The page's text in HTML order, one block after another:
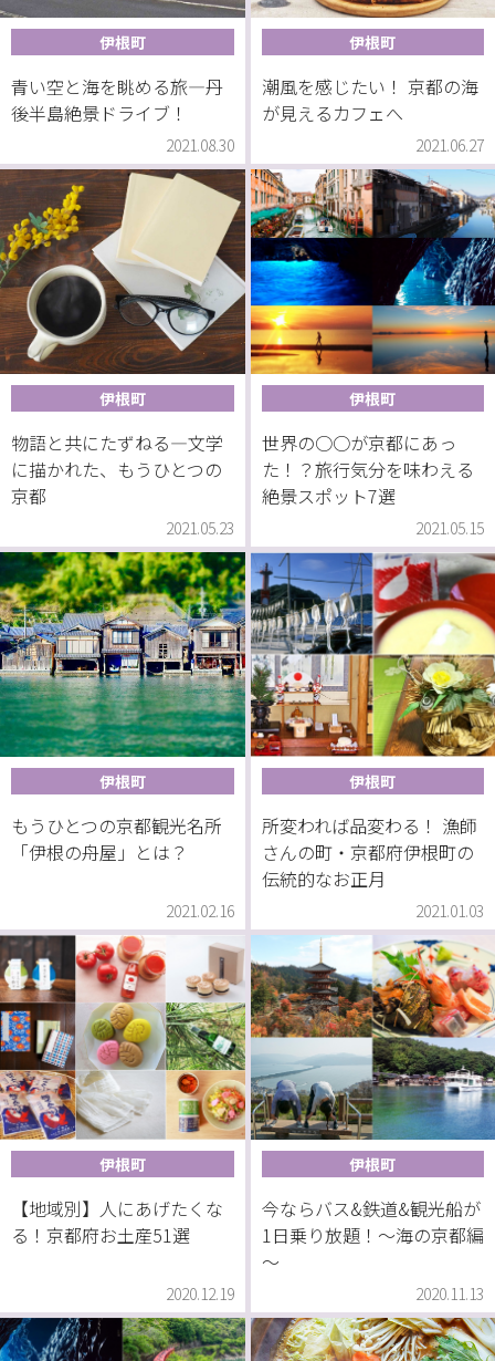
伊根町
青い空と海を眺める旅―丹
後半島絶景ドライブ！
2021.08.30
伊根町
潮風を感じたい！ 京都の海
が見えるカフェへ
2021.06.27
伊根町
物語と共にたずねる―文学
に描かれた、もうひとつの
京都
2021.05.23
伊根町
世界の○○が京都にあっ
た！？旅行気分を味わえる
絶景スポット7選
2021.05.15
伊根町
もうひとつの京都観光名所
「伊根の舟屋」とは？
2021.02.16
伊根町
所変われば品変わる！ 漁師
さんの町・京都府伊根町の
伝統的なお正月
2021.01.03
伊根町
【地域別】人にあげたくな
る！京都府お土産51選
2020.12.19
伊根町
今ならバス&鉄道&観光船が
1日乗り放題！～海の京都編
～
2020.11.13